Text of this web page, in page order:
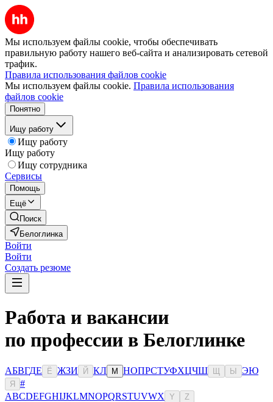
Мы используем файлы cookie, чтобы обеспечивать
правильную работу нашего веб-сайта и анализировать сетевой
трафик.
Правила использования файлов cookie
Мы используем файлы cookie. Правила использования
файлов cookie
Понятно
Ищу работу
Ищу работу
Ищу работу
Ищу сотрудника
Сервисы
Помощь
Ещё
Поиск
Белоглинка
Войти
Войти
Создать резюме
Работа и вакансии
по профессии в Белоглинке
АБВГДЕ Ё ЖЗИ Й КЛ М НОПРСТУФХЦЧШ Ы ЭЮ
Я
#
ABCDEFGHIJKLMNOPQRSTUVWX Y Z